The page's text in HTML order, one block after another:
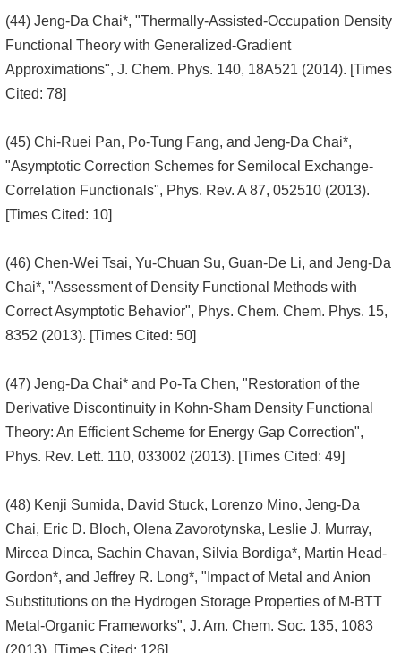
(44) Jeng-Da Chai*, "Thermally-Assisted-Occupation Density
Functional Theory with Generalized-Gradient
Approximations", J. Chem. Phys. 140, 18A521 (2014). [Times
Cited: 78]
(45) Chi-Ruei Pan, Po-Tung Fang, and Jeng-Da Chai*,
"Asymptotic Correction Schemes for Semilocal Exchange-
Correlation Functionals", Phys. Rev. A 87, 052510 (2013).
[Times Cited: 10]
(46) Chen-Wei Tsai, Yu-Chuan Su, Guan-De Li, and Jeng-Da
Chai*, "Assessment of Density Functional Methods with
Correct Asymptotic Behavior", Phys. Chem. Chem. Phys. 15,
8352 (2013). [Times Cited: 50]
(47) Jeng-Da Chai* and Po-Ta Chen, "Restoration of the
Derivative Discontinuity in Kohn-Sham Density Functional
Theory: An Efficient Scheme for Energy Gap Correction",
Phys. Rev. Lett. 110, 033002 (2013). [Times Cited: 49]
(48) Kenji Sumida, David Stuck, Lorenzo Mino, Jeng-Da
Chai, Eric D. Bloch, Olena Zavorotynska, Leslie J. Murray,
Mircea Dinca, Sachin Chavan, Silvia Bordiga*, Martin Head-
Gordon*, and Jeffrey R. Long*, "Impact of Metal and Anion
Substitutions on the Hydrogen Storage Properties of M-BTT
Metal-Organic Frameworks", J. Am. Chem. Soc. 135, 1083
(2013). [Times Cited: 126]